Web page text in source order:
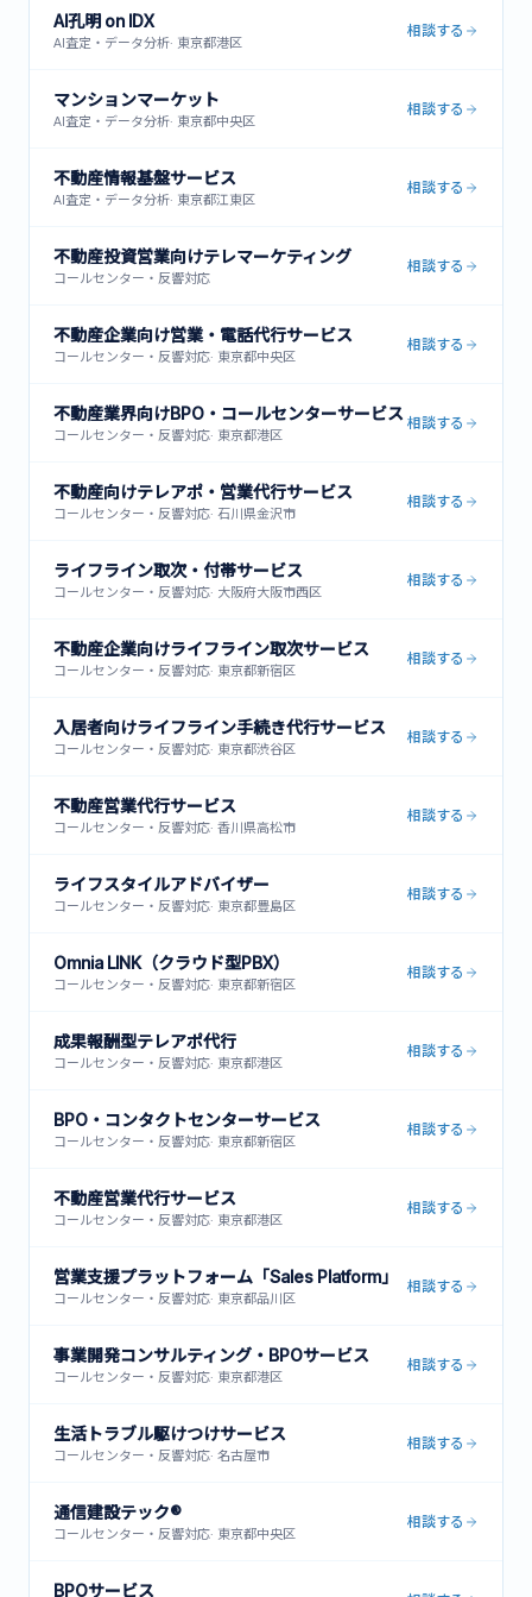
AI孔明 on IDX
AI査定・データ分析· 東京都港区
相談する
マンションマーケット
AI査定・データ分析· 東京都中央区
相談する
不動産情報基盤サービス
AI査定・データ分析· 東京都江東区
相談する
不動産投資営業向けテレマーケティング
コールセンター・反響対応
相談する
不動産企業向け営業・電話代行サービス
コールセンター・反響対応· 東京都中央区
相談する
不動産業界向けBPO・コールセンターサービス
コールセンター・反響対応· 東京都港区
相談する
不動産向けテレアポ・営業代行サービス
コールセンター・反響対応· 石川県金沢市
相談する
ライフライン取次・付帯サービス
コールセンター・反響対応· 大阪府大阪市西区
相談する
不動産企業向けライフライン取次サービス
コールセンター・反響対応· 東京都新宿区
相談する
入居者向けライフライン手続き代行サービス
コールセンター・反響対応· 東京都渋谷区
相談する
不動産営業代行サービス
コールセンター・反響対応· 香川県高松市
相談する
ライフスタイルアドバイザー
コールセンター・反響対応· 東京都豊島区
相談する
Omnia LINK（クラウド型PBX）
コールセンター・反響対応· 東京都新宿区
相談する
成果報酬型テレアポ代行
コールセンター・反響対応· 東京都港区
相談する
BPO・コンタクトセンターサービス
コールセンター・反響対応· 東京都新宿区
相談する
不動産営業代行サービス
コールセンター・反響対応· 東京都港区
相談する
営業支援プラットフォーム「Sales Platform」
コールセンター・反響対応· 東京都品川区
相談する
事業開発コンサルティング・BPOサービス
コールセンター・反響対応· 東京都港区
相談する
生活トラブル駆けつけサービス
コールセンター・反響対応· 名古屋市
相談する
通信建設テック®
コールセンター・反響対応· 東京都中央区
相談する
BPOサービス